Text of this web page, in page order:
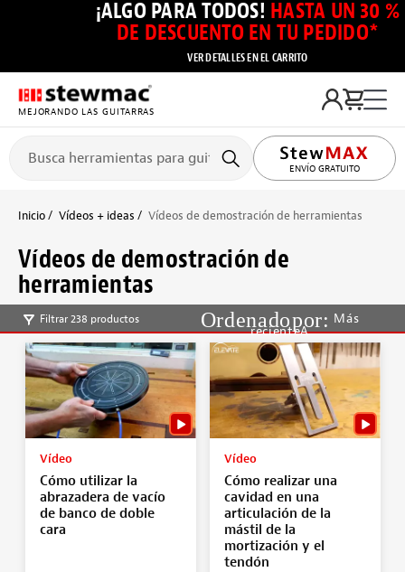
¡ALGO PARA TODOS! HASTA UN 30 %
DE DESCUENTO EN TU PEDIDO*
VER DETALLES EN EL CARRITO
MEJORANDO LAS GUITARRAS
ENVÍO GRATUITO
Inicio Vídeos + ideas Vídeos de demostración de herramientas
Vídeos de demostración de
herramientas
Filtrar 238 productos
Más
recienteA
Vídeo
Cómo utilizar la
abrazadera de vacío
de banco de doble
cara
Vídeo
Cómo realizar una
cavidad en una
articulación de la
mástil de la
mortización y el
tendón